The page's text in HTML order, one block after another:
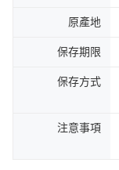
原產地
保存期限
保存方式
注意事項